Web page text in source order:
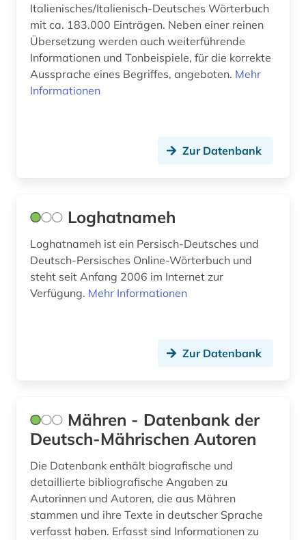
literaturwissenschaft (8)
logistik (2)
lusitanistik (1)
marburg (1)
maschinenbau (4)
medizin (2)
mehrsprachiges wörterbuch (2)
mittelalter (1)
mittellatein (2)
mittlere elbe <region> (1)
mongolisch (1)
multimedia (1)
Italienisches/Italienisch-Deutsches Wörterbuch
mit ca. 183.000 Einträgen. Neben einer reinen
Übersetzung werden auch weiterführende
Informationen und Tonbeispiele, für die korrekte
Aussprache eines Begriffes, angeboten. Mehr
Informationen
Zur Datenbank
Loghatnameh
Loghatnameh ist ein Persisch-Deutsches und
Deutsch-Persisches Online-Wörterbuch und
steht seit Anfang 2006 im Internet zur
Verfügung. Mehr Informationen
Zur Datenbank
Mähren - Datenbank der
Deutsch-Mährischen Autoren
Die Datenbank enthält biografische und
detaillierte bibliografische Angaben zu
Autorinnen und Autoren, die aus Mähren
stammen und ihre Texte in deutscher Sprache
verfasst haben. Erfasst sind Informationen zu